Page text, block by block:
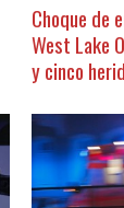
Choque de
West Lake
y cinco